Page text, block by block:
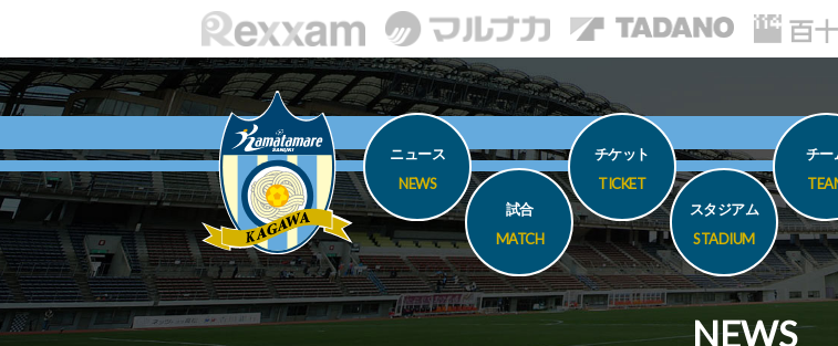
ニュース
NEWS
試合
MATCH
チケット
TICKET
スタジアム
STADIUM
チー
NEWS